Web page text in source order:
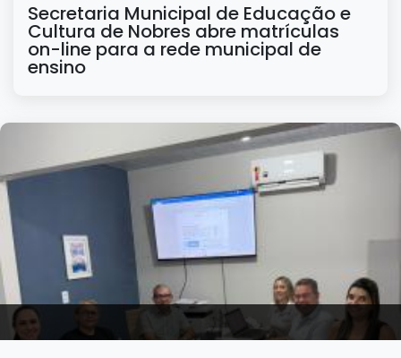
Secretaria Municipal de Educação e
Cultura de Nobres abre matrículas
on-line para a rede municipal de
ensino